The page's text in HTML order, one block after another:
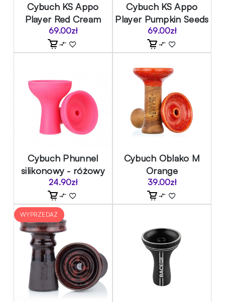
Cybuch KS Appo
Player Red Cream
69.00zł
Cybuch KS Appo
Player Pumpkin Seeds
69.00zł
Cybuch Phunnel
silikonowy - różowy
24.90zł
Cybuch Oblako M
Orange
39.00zł
WYPRZEDAŻ